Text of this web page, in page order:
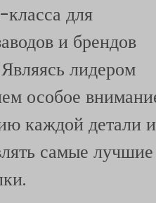
для
и брендов
лидером
особое
каждой детали и
самые лучшие